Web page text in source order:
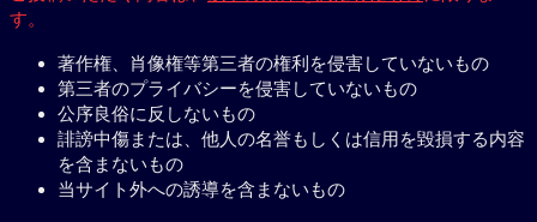
す。
著作権、肖像権等第三者の権利を侵害していないもの
第三者のプライバシーを侵害していないもの
公序良俗に反しないもの
誹謗中傷または、他人の名誉もしくは信用を毀損する内容
を含まないもの
当サイト外への誘導を含まないもの